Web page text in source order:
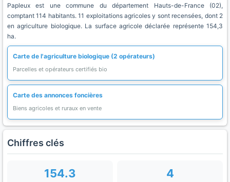
Papleux est une commune du département Hauts-de-France (02),
comptant 114 habitants. 11 exploitations agricoles y sont recensées, dont 2
en agriculture biologique. La surface agricole déclarée représente 154,3
ha.
Carte de l'agriculture biologique (2 opérateurs)
Parcelles et opérateurs certifiés bio
Carte des annonces foncières
Biens agricoles et ruraux en vente
Chiffres clés
154.3 4